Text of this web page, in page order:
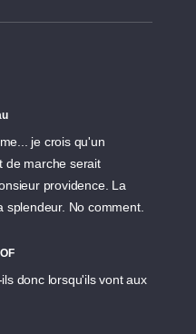
je crois qu'un
de marche serait
providence. La
splendeur. No comment.
donc lorsqu'ils vont aux